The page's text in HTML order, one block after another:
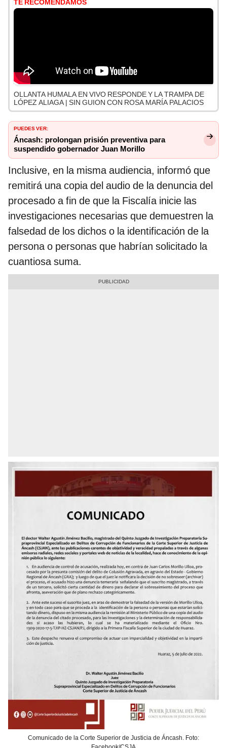
TE RECOMENDAMOS
OLLANTA HUMALA EN VIVO RESPONDE Y LA TRAMPA DE
LÓPEZ ALIAGA | SIN GUION CON ROSA MARÍA PALACIOS
PUEDES VER:
Áncash: prolongan prisión preventiva para
suspendido gobernador Juan Morillo
Inclusive, en la misma audiencia, informó que
remitirá una copia del audio de la denuncia del
procesado a fin de que la Fiscalía inicie las
investigaciones necesarias que demuestren la
falsedad de los dichos o la identificación de la
persona o personas que habrían solicitado la
cuantiosa suma.
Comunicado de la Corte Superior de Justicia de Áncash. Foto: